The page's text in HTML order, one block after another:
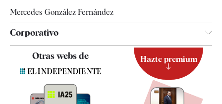
Mercedes González Fernández
Corporativo
Contacto
Otras webs de Hazte premium